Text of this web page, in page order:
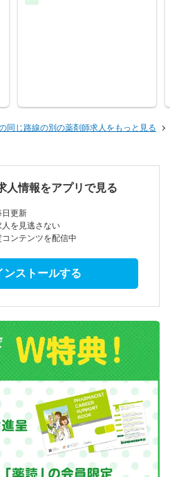
同じ路線の別の薬剤師求人をもっと見る
人情報をアプリで見る
日更新
を見逃さない
ンテンツを配信中
ンストールする